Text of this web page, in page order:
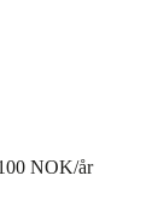
NOK/år